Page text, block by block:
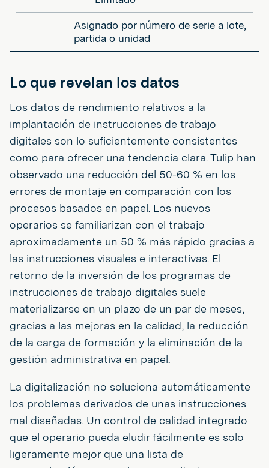
Asignado por número de serie a lote,
partida o unidad
Lo que revelan los datos
Los datos de rendimiento relativos a la
implantación de instrucciones de trabajo
digitales son lo suficientemente consistentes
como para ofrecer una tendencia clara. Tulip han
observado una reducción del 50-60 % en los
errores de montaje en comparación con los
procesos basados en papel. Los nuevos
operarios se familiarizan con el trabajo
aproximadamente un 50 % más rápido gracias a
las instrucciones visuales e interactivas. El
retorno de la inversión de los programas de
instrucciones de trabajo digitales suele
materializarse en un plazo de un par de meses,
gracias a las mejoras en la calidad, la reducción
de la carga de formación y la eliminación de la
gestión administrativa en papel.
La digitalización no soluciona automáticamente
los problemas derivados de unas instrucciones
mal diseñadas. Un control de calidad integrado
que el operario pueda eludir fácilmente es solo
ligeramente mejor que una lista de